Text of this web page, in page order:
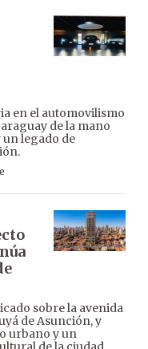
en el automovilismo
de la mano
un legado de
sobre la avenida
de Asunción, y
urbano y un